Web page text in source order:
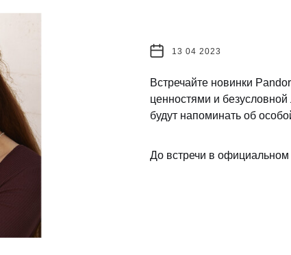
13 04 2023
Встречайте новинки
ценностями и
будут напоминать об
До встречи в